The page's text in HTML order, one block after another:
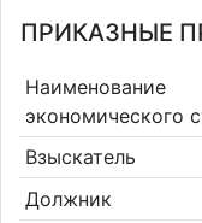
ПРИКАЗНЫЕ
Наименование
экономического
Взыскатель
Должник